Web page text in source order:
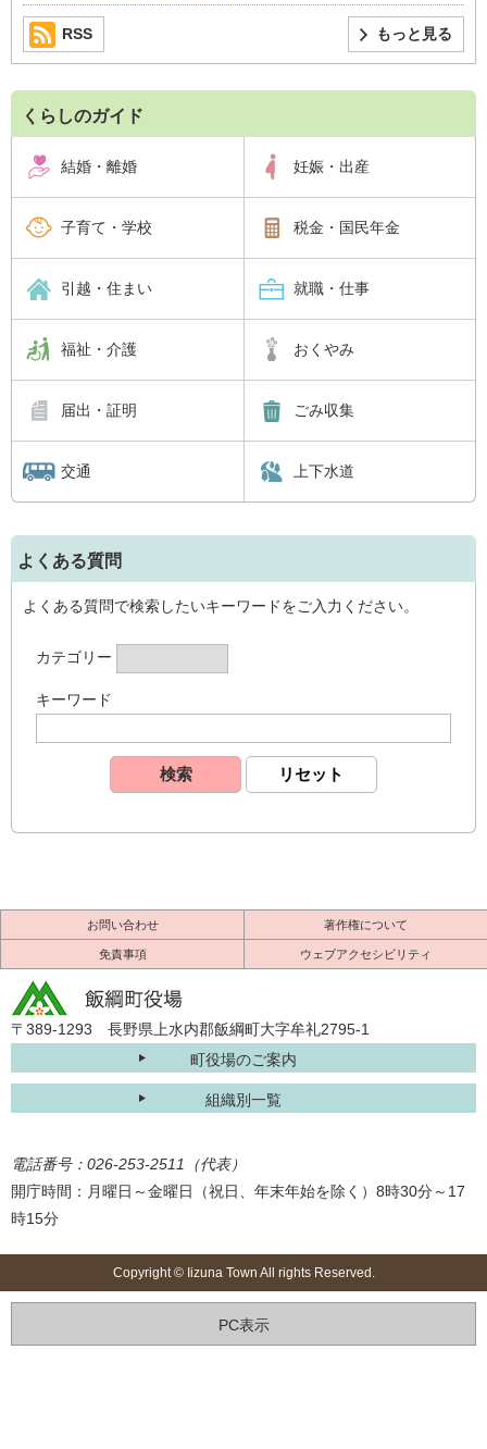
もっと見る
RSS
くらしのガイド
結婚・離婚 妊娠・出産
子育て・学校 税金・国民年金
引越・住まい 就職・仕事
福祉・介護 おくやみ
届出・証明 ごみ収集
交通 上下水道
よくある質問
よくある質問で検索したいキーワードをご入力ください。
カテゴリー
キーワード
お問い合わせ 著作権について
免責事項 ウェブアクセシビリティ
〒389-1293 長野県上水内郡飯綱町大字牟礼2795-1
町役場のご案内
組織別一覧
電話番号：026-253-2511（代表）
開庁時間：月曜日～金曜日（祝日、年末年始を除く）8時30分～17
時15分
Copyright © Iizuna Town All rights Reserved.
PC表示